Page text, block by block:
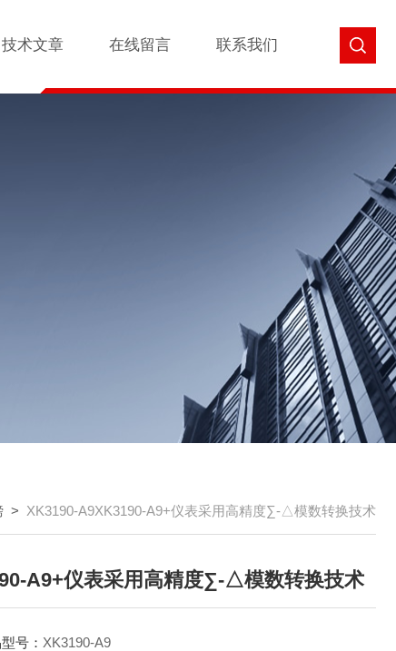
技术文章 在线留言 联系我们
> XK3190-A9XK3190-A9+仪表采用高精度∑-△模数转换技术
A9+仪表采用高精度∑-△模数转换技术
号： XK3190-A9